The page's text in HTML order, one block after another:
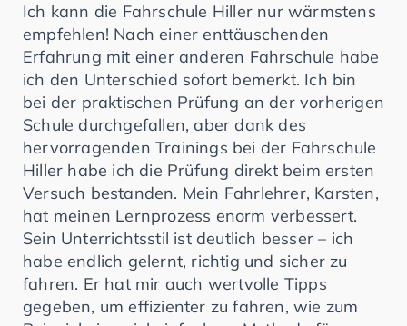
Ich kann die Fahrschule Hiller nur wärmstens
empfehlen! Nach einer enttäuschenden
Erfahrung mit einer anderen Fahrschule habe
ich den Unterschied sofort bemerkt. Ich bin
bei der praktischen Prüfung an der vorherigen
Schule durchgefallen, aber dank des
hervorragenden Trainings bei der Fahrschule
Hiller habe ich die Prüfung direkt beim ersten
Versuch bestanden. Mein Fahrlehrer, Karsten,
hat meinen Lernprozess enorm verbessert.
Sein Unterrichtsstil ist deutlich besser – ich
habe endlich gelernt, richtig und sicher zu
fahren. Er hat mir auch wertvolle Tipps
gegeben, um effizienter zu fahren, wie zum